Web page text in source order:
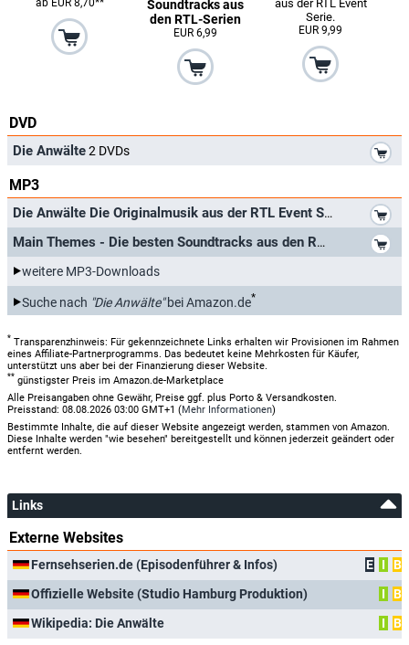
ab EUR 8,70**
Soundtracks aus
den RTL-Serien
EUR 6,99
aus der RTL Event
Serie.
EUR 9,99
DVD
Die Anwälte2 DVDs
MP3
Die Anwälte Die Originalmusik aus der RTL Event Serie.
Main Themes - Die besten Soundtracks aus den RTL-Serien
weitere MP3-Downloads
Suche nach "Die Anwälte"bei Amazon.de*
* Transparenzhinweis: Für gekennzeichnete Links erhalten wir Provisionen im Rahmen
eines Affiliate-Partnerprogramms. Das bedeutet keine Mehrkosten für Käufer,
unterstützt uns aber bei der Finanzierung dieser Website.
** günstigster Preis im Amazon.de-Marketplace
Alle Preisangaben ohne Gewähr, Preise ggf. plus Porto & Versandkosten.
Preisstand: 08.08.2026 03:00 GMT+1 (Mehr Informationen)
Bestimmte Inhalte, die auf dieser Website angezeigt werden, stammen von Amazon.
Diese Inhalte werden "wie besehen" bereitgestellt und können jederzeit geändert oder
entfernt werden.
Links
Externe Websites
Fernsehserien.de (Episodenführer & Infos) E I
B
Offizielle Website (Studio Hamburg Produktion)
I
B
Wikipedia: Die Anwälte
I B